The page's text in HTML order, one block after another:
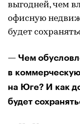
выгодней, чем
офисную
будет
— Чем
в
на Юге? И как
будет